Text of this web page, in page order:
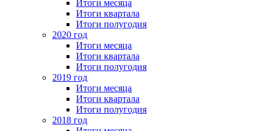
Итоги месяца
Итоги квартала
Итоги полугодия
2020 год
Итоги месяца
Итоги квартала
Итоги полугодия
2019 год
Итоги месяца
Итоги квартала
Итоги полугодия
2018 год